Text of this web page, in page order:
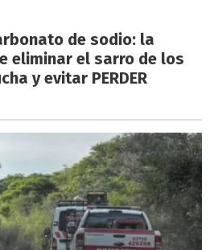
de sodio: la
eliminar el sarro de los
y evitar PERDER